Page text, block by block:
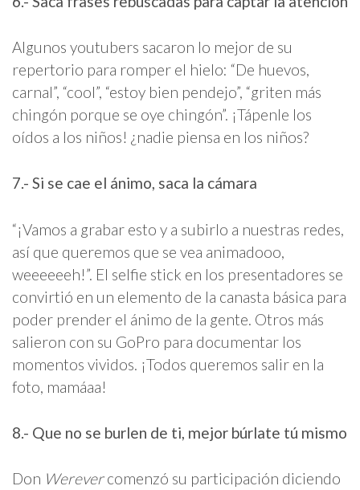
Algunos youtubers sacaron lo mejor de su
repertorio para romper el hielo: “De huevos,
carnal”, “cool”, “estoy bien pendejo”, “griten más
chingón porque se oye chingón”. ¡Tápenle los
oídos a los niños! ¿nadie piensa en los niños?
7.- Si se cae el ánimo, saca la cámara
“¡Vamos a grabar esto y a subirlo a nuestras redes,
así que queremos que se vea animadooo,
weeeeeeh!”. El selfie stick en los presentadores se
convirtió en un elemento de la canasta básica para
poder prender el ánimo de la gente. Otros más
salieron con su GoPro para documentar los
momentos vividos. ¡Todos queremos salir en la
foto, mamáaa!
8.- Que no se burlen de ti, mejor búrlate tú mismo
Don Werevercomenzó su participación diciendo